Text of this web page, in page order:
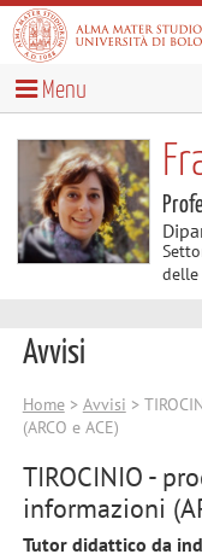
Menu
Avvisi
Home> Avvisi >
(ARCO e ACE)
TIROCINIO -
informazioni
Tutor didattico da